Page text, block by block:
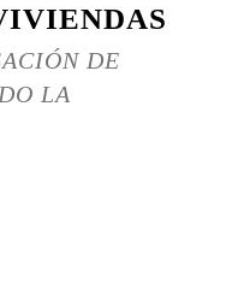
DE
LA